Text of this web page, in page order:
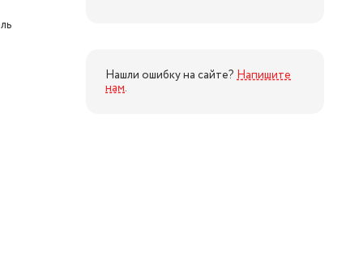
Нашли ошибку на сайте? Напишите
нам.